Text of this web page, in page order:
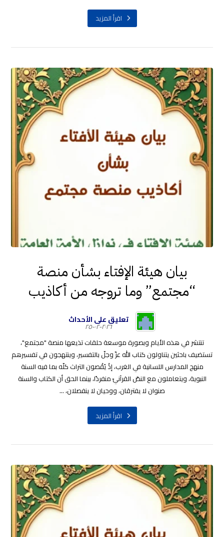
اقرأ المزيد
بيان هيئة الإفتاء بشأن منصة
“مجتمع” وما تروجه من أكاذيب
تعليق على الأحداث
٢٠٢٦-٠٢-٢٥
تنتشر في هذه الأيام وبصورة موسعة حلقات تذيعها منصة "مجتمع"،
تستضيف باحثين يتناولون كتاب الله عزّ وجلّ بالتفسير، وينتهجون في تفسيرهم
منهج المدارس اللسانية في الغرب، إذْ يُقْصون التراث كلّه بما فيه السنة
النبوية، ويتعاملون مع النصّ القرآنيّ منفردًا، بينما الحق أن الكتاب والسنة
صنوان لا يفترقان، ووحيان لا ينفصلان، ...
اقرأ المزيد